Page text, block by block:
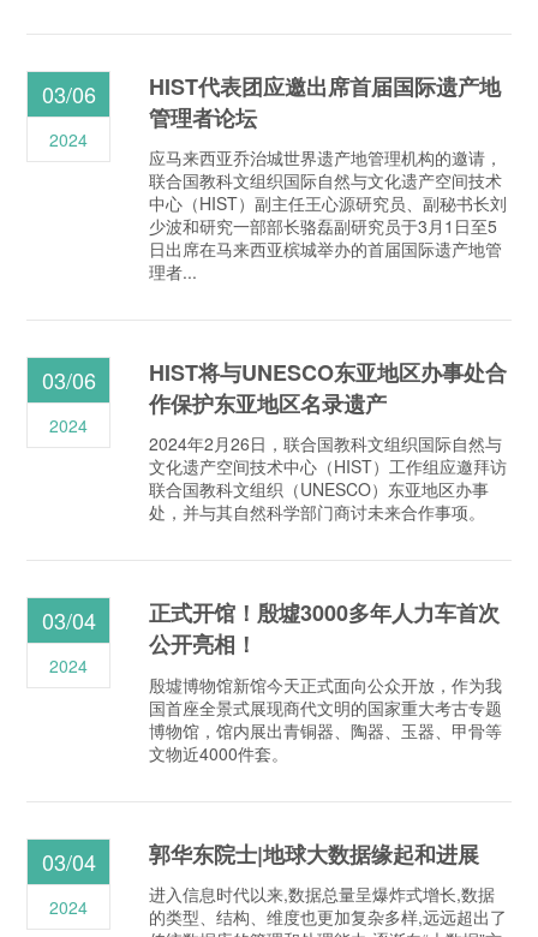
HIST代表团应邀出席首届国际遗产地
管理者论坛
应马来西亚乔治城世界遗产地管理机构的邀请，
联合国教科文组织国际自然与文化遗产空间技术
中心（HIST）副主任王心源研究员、副秘书长刘
少波和研究一部部长骆磊副研究员于3月1日至5
日出席在马来西亚槟城举办的首届国际遗产地管
理者...
03/06
2024
HIST将与UNESCO东亚地区办事处合
作保护东亚地区名录遗产
2024年2月26日，联合国教科文组织国际自然与
文化遗产空间技术中心（HIST）工作组应邀拜访
联合国教科文组织（UNESCO）东亚地区办事
处，并与其自然科学部门商讨未来合作事项。
03/06
2024
正式开馆！殷墟3000多年人力车首次
公开亮相！
殷墟博物馆新馆今天正式面向公众开放，作为我
国首座全景式展现商代文明的国家重大考古专题
博物馆，馆内展出青铜器、陶器、玉器、甲骨等
文物近4000件套。
03/04
2024
郭华东院士|地球大数据缘起和进展
进入信息时代以来,数据总量呈爆炸式增长,数据
的类型、结构、维度也更加复杂多样,远远超出了
03/04
2024